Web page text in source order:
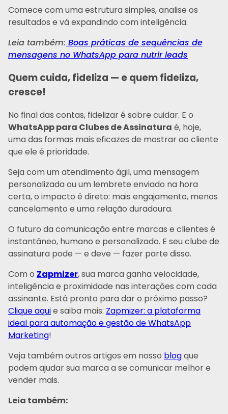
Comece com uma estrutura simples, analise os
resultados e vá expandindo com inteligência.
Leia também: Boas práticas de sequências de
mensagens no WhatsApp para nutrir leads
Quem cuida, fideliza — e quem fideliza,
cresce!
No final das contas, fidelizar é sobre cuidar. E o
WhatsApp para Clubes de Assinatura é, hoje,
uma das formas mais eficazes de mostrar ao cliente
que ele é prioridade.
Seja com um atendimento ágil, uma mensagem
personalizada ou um lembrete enviado na hora
certa, o impacto é direto: mais engajamento, menos
cancelamento e uma relação duradoura.
O futuro da comunicação entre marcas e clientes é
instantâneo, humano e personalizado. E seu clube de
assinatura pode — e deve — fazer parte disso.
Com o Zapmizer, sua marca ganha velocidade,
inteligência e proximidade nas interações com cada
assinante. Está pronto para dar o próximo passo?
Clique aquie saiba mais: Zapmizer: a plataforma
ideal para automação e gestão de WhatsApp
Marketing!
Veja também outros artigos em nosso blogque
podem ajudar sua marca a se comunicar melhor e
vender mais.
Leia também: